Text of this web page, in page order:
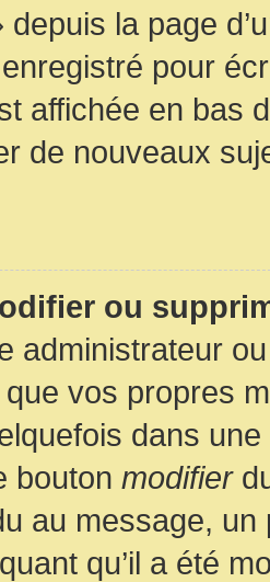
depuis la page
enregistré pour
affichée en bas
de nouveaux
ou
administrateur
vos propres
dans
bouton modifier
au message, un
qu’il a été